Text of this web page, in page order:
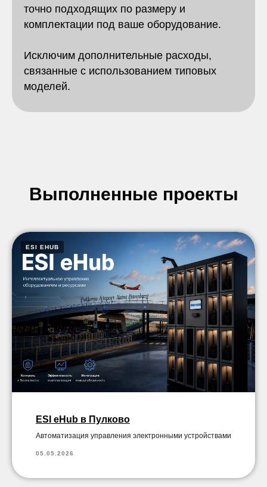
точно подходящих по размеру и
комплектации под ваше оборудование.
Исключим дополнительные расходы,
связанные с использованием типовых
моделей.
Выполненные проекты
ESI EHUB
ESI eHub в Пулково
Автоматизация управления электронными устройствами
05.05.2026